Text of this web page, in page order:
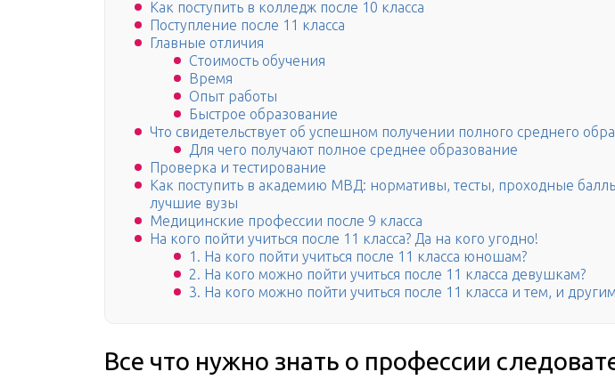
Как поступить в колледж после 10 класса
Поступление после 11 класса
Главные отличия
Стоимость обучения
Время
Опыт работы
Быстрое образование
Что свидетельствует об успешном получении полного среднего
Для чего получают полное среднее образование
Проверка и тестирование
Как поступить в академию МВД: нормативы, тесты, проходные
лучшие вузы
Медицинские профессии после 9 класса
На кого пойти учиться после 11 класса? Да на кого угодно!
1. На кого пойти учиться после 11 класса юношам?
2. На кого можно пойти учиться после 11 класса девушкам?
3. На кого можно пойти учиться после 11 класса и тем, и
Все что нужно знать о профессии